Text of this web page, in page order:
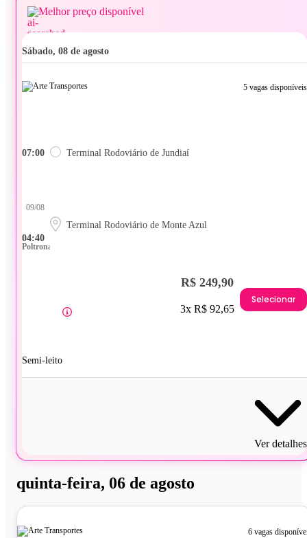
Melhor preço disponível
sábado, 08 de agosto
5 vagas disponíveis
07:00 Terminal Rodoviário de Jundiaí
04:40
09/08
Terminal Rodoviário de Monte Azul
Poltrona
Semi-leito
R$ 249,90
3x R$ 92,65
Selecionar
Ver detalhes
quinta-feira, 06 de agosto
6 vagas